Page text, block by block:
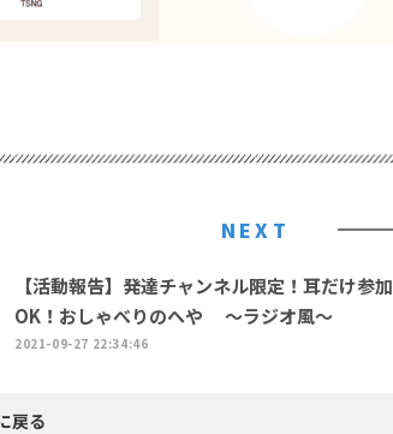
NEXT
【活動報告】発達チャンネル限定！耳だけ参加
OK！おしゃべりのへや ～ラジオ風～
2021-09-27 22:34:46
戻る